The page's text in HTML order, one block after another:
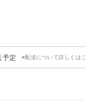
予定 ※配送について詳しくは